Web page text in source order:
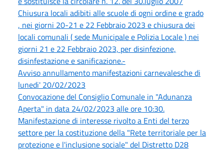
Chiusura locali adibiti alle scuole di ogni ordine e grado
, nei giorni 20-21 e 22 Febbraio 2023 e chiusura dei
locali comunali ( sede Municipale e Polizia Locale ) nei
giorni 21 e 22 Febbraio 2023, per disinfezione,
disinfestazione e sanificazione.-
Avviso annullamento manifestazioni carnevalesche di
lunedi' 20/02/2023
Convocazione del Consiglio Comunale in "Adunanza
Aperta" in data 24/02/2023 alle ore 10:30.
Manifestazione di interesse rivolto a Enti del terzo
settore per la costituzione della "Rete territoriale per la
protezione e l'inclusione sociale" del Distretto D28